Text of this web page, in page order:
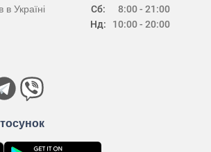
Сб:
Нд:
8:00 - 21:00
10:00 - 20:00
Україні